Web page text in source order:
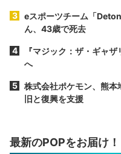
eスポーツチーム「
ん、43歳で死去
『マジック：ザ・ギャ
へ
株式会社ポケモン、熊
旧と復興を支援
最新のPOPをお届け！